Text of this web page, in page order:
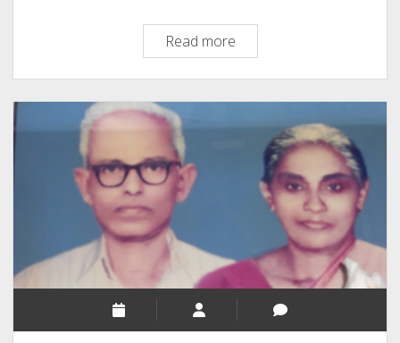
Read moreകറുത്ത
ബോർഡും
വെളുത്ത
ചോക്കും
ഒരു
ചിത്രശലഭവും
White
Chalk
Butterfly